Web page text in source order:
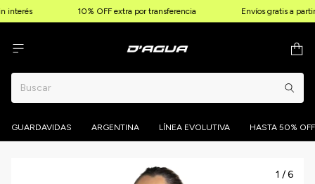
interés 10% OFF extra por transferencia Envíos gratis a
GUARDAVIDAS ARGENTINA LÍNEA EVOLUTIVA HASTA 50% OFF
1 /6